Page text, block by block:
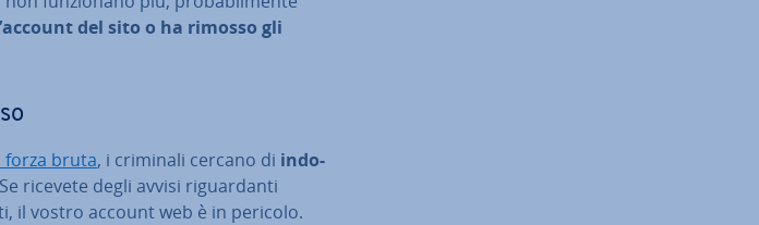
del sito o ha rimosso gli
bruta, i criminali cercano di in­do­
ricevete degli avvisi ri­guar­dan­ti
il vostro account web è in pericolo.